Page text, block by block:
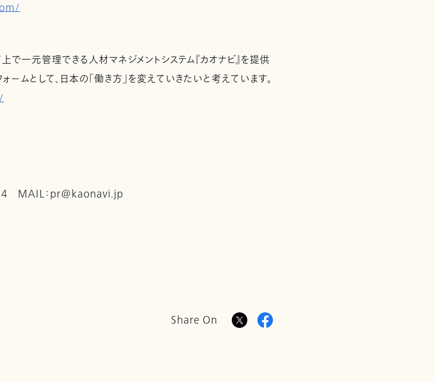
一元管理できる人材マネジメントシステム『カオナビ』を提供
ームとして、日本の「働き方」を変えていきたいと考えています。
MAIL：pr@kaonavi.jp
Share On